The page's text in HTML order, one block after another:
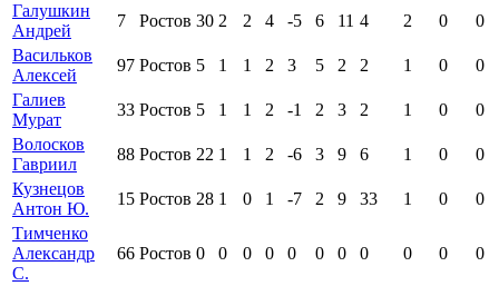
Галушкин
Андрей
7 Ростов 30 2 2 4 -5 6 11 4 2 0
0
Васильков
Алексей
97 Ростов 5 1 1 2 3 5 2 2 1 0
0
Галиев
Мурат
33 Ростов 5 1 1 2 -1 2 3 2 1 0
0
Волосков
Гавриил
88 Ростов 22 1 1 2 -6 3 9 6 1 0
0
Кузнецов
Антон Ю.
15 Ростов 28 1 0 1 -7 2 9 33 1 0
0
Тимченко
Александр
С.
66 Ростов 0 0 0 0 0 0 0 0 0 0 0